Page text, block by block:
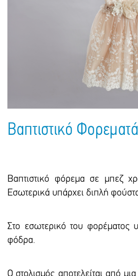
Τσάντες - Ποδιές - Ομπρέλες
Βαπτιστικό
Βαπτιστικό φόρεμα σε μπεζ
Εσωτερικά υπάρχει διπλή
Στο εσωτερικό του φορέματος
φόδρα.